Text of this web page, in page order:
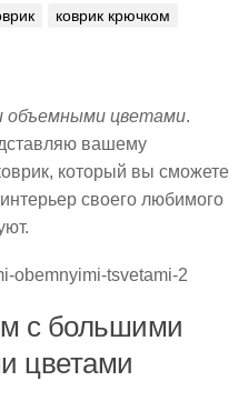
коврик крючком
объемными цветами.
вашему
который вы сможете
своего любимого
с большими
цветами